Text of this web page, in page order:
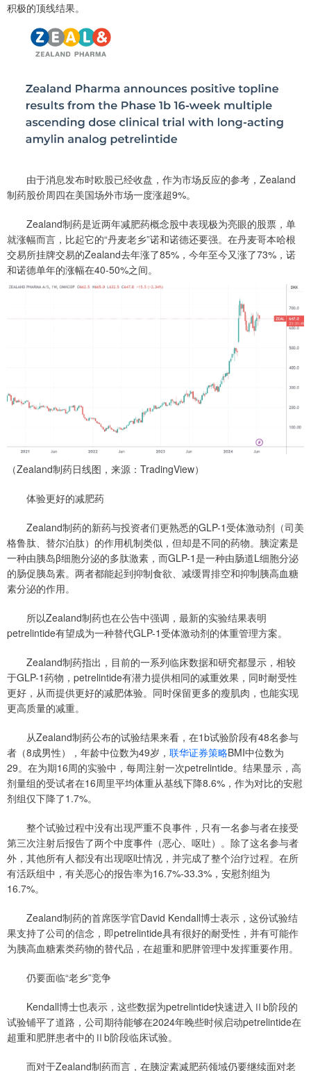
积极的顶线结果。
由于消息发布时欧股已经收盘，作为市场反应的参考，Zealand
制药股价周四在美国场外市场一度涨超9%。
Zealand制药是近两年减肥药概念股中表现极为亮眼的股票，单
就涨幅而言，比起它的“丹麦老乡”诺和诺德还要强。在丹麦哥本哈根
交易所挂牌交易的Zealand去年涨了85%，今年至今又涨了73%，诺
和诺德单年的涨幅在40-50%之间。
（Zealand制药日线图，来源：TradingView）
体验更好的减肥药
Zealand制药的新药与投资者们更熟悉的GLP-1受体激动剂（司美
格鲁肽、替尔泊肽）的作用机制类似，但却是不同的药物。胰淀素是
一种由胰岛β细胞分泌的多肽激素，而GLP-1是一种由肠道L细胞分泌
的肠促胰岛素。两者都能起到抑制食欲、减缓胃排空和抑制胰高血糖
素分泌的作用。
所以Zealand制药也在公告中强调，最新的实验结果表明
petrelintide有望成为一种替代GLP-1受体激动剂的体重管理方案。
Zealand制药指出，目前的一系列临床数据和研究都显示，相较
于GLP-1药物，petrelintide有潜力提供相同的减重效果，同时耐受性
更好，从而提供更好的减肥体验。同时保留更多的瘦肌肉，也能实现
更高质量的减重。
从Zealand制药公布的试验结果来看，在1b试验阶段有48名参与
者（8成男性），年龄中位数为49岁， 联华证券策略BMI中位数为
29。在为期16周的实验中，每周注射一次petrelintide。结果显示，高
剂量组的受试者在16周里平均体重从基线下降8.6%，作为对比的安慰
剂组仅下降了1.7%。
整个试验过程中没有出现严重不良事件，只有一名参与者在接受
第三次注射后报告了两个中度事件（恶心、呕吐）。除了这名参与者
外，其他所有人都没有出现呕吐情况，并完成了整个治疗过程。在所
有活跃组中，有关恶心的报告率为16.7%-33.3%，安慰剂组为
16.7%。
Zealand制药的首席医学官David Kendall博士表示，这份试验结
果支持了公司的信念，即petrelintide具有很好的耐受性，并有可能作
为胰高血糖素类药物的替代品，在超重和肥胖管理中发挥重要作用。
仍要面临“老乡”竞争
Kendall博士也表示，这些数据为petrelintide快速进入Ⅱb阶段的
试验铺平了道路，公司期待能够在2024年晚些时候启动petrelintide在
超重和肥胖患者中的Ⅱb阶段临床试验。
而对于Zealand制药而言，在胰淀素减肥药领域仍要继续面对老